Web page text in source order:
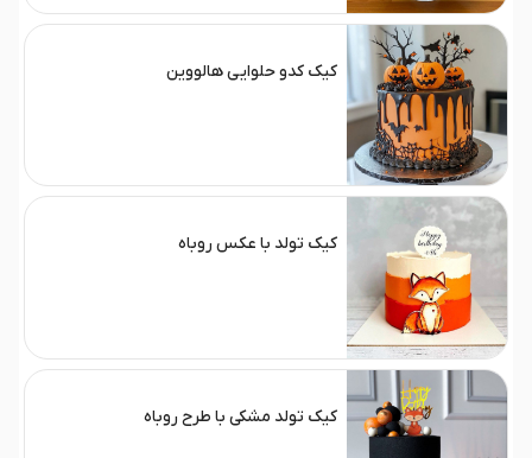
کیک کدو حلوایی هالووین
کیک تولد با عکس روباه
کیک تولد مشکی با طرح روباه